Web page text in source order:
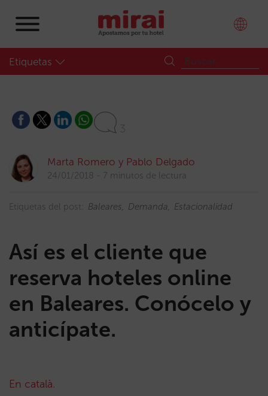
Etiquetas
3
Marta Romero y Pablo Delgado
24/01/2018 7 minutos de lectura
Etiquetas del post: Baleares Demanda Estacionalidad
Así es el cliente que
reserva hoteles online
en Baleares. Conócelo y
anticípate.
En català.